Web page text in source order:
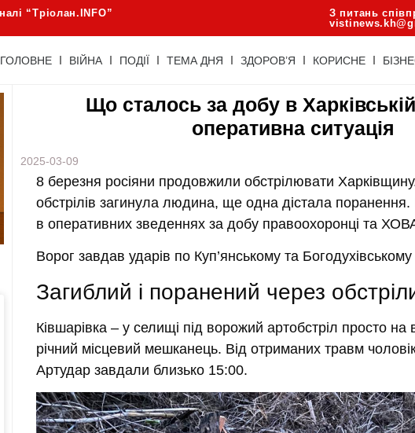
“Трiолан.INFO”
З питань
ГОЛОВНЕ ВІЙНА ПОДІЇ ТЕМА ДНЯ ЗДОРОВ’Я КОРИСНЕ
Що сталось за добу в
оперативна ситуація
2025-03-09
8 березня росіяни продовжили обстрілювати
обстрілів загинула людина, ще одна дістала
в оперативних зведеннях за добу правоохоронці та
Ворог завдав ударів по Куп’янському та
Загиблий і поранений через
Ківшарівка – у селищі під ворожий артобстріл просто на
річний місцевий мешканець. Від отриманих травм
Артудар завдали близько 15:00.